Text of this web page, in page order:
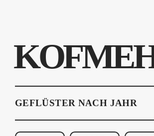
GEFLÜSTER NACH JAHR